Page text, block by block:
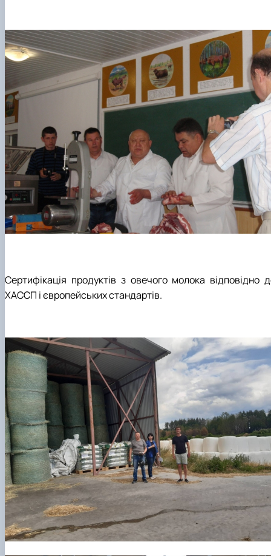
Сертифікація продуктів з овечого молока відповідно
ХАССП і європейських стандартів.